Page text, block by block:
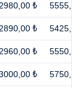
2980,00 ₺ 5555,00
2890,00 ₺ 5425,00
2960,00 ₺ 5550,00
₺ 5750,00